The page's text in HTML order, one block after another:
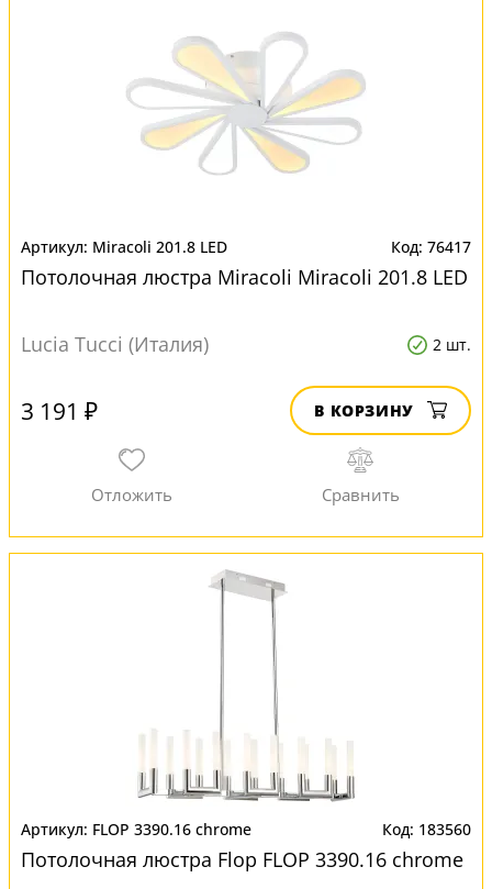
Miracoli 201.8 LED 76417
Потолочная люстра Miracoli Miracoli 201.8 LED
Lucia Tucci (Италия) 2 шт.
3 191 ₽ В КОРЗИНУ
FLOP 3390.16 chrome 183560
Потолочная люстра Flop FLOP 3390.16 chrome